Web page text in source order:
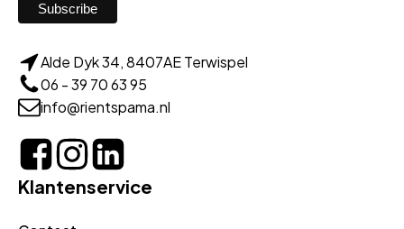
Alde Dyk 34, 8407AE Terwispel
06 - 39 70 63 95
info@rientspama.nl
Klantenservice